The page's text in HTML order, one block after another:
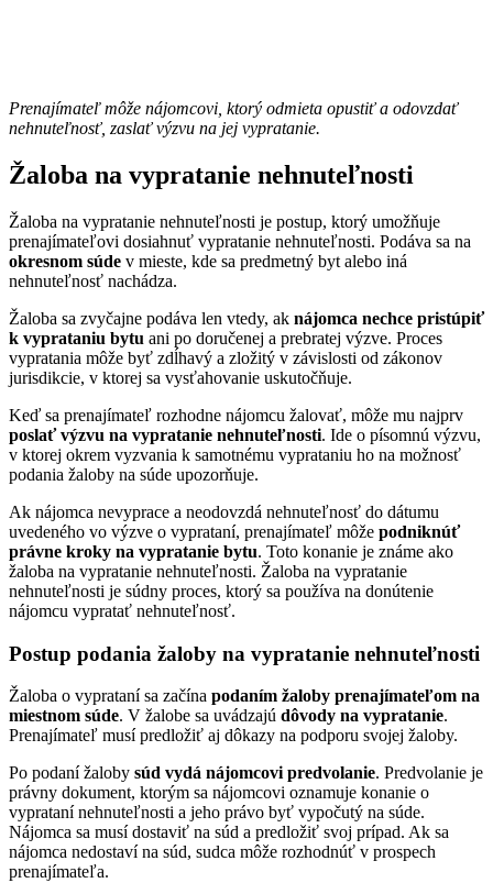
Prenajímateľ môže nájomcovi, ktorý odmieta opustiť a odovzdať
nehnuteľnosť, zaslať výzvu na jej vypratanie.
Žaloba na vypratanie nehnuteľnosti
Žaloba na vypratanie nehnuteľnosti je postup, ktorý umožňuje
prenajímateľovi dosiahnuť vypratanie nehnuteľnosti. Podáva sa na
okresnom súde v mieste, kde sa predmetný byt alebo iná
nehnuteľnosť nachádza.
Žaloba sa zvyčajne podáva len vtedy, ak nájomca nechce pristúpiť
k vyprataniu bytu ani po doručenej a prebratej výzve. Proces
vypratania môže byť zdĺhavý a zložitý v závislosti od zákonov
jurisdikcie, v ktorej sa vysťahovanie uskutočňuje.
Keď sa prenajímateľ rozhodne nájomcu žalovať, môže mu najprv
poslať výzvu na vypratanie nehnuteľnosti. Ide o písomnú výzvu,
v ktorej okrem vyzvania k samotnému vyprataniu ho na možnosť
podania žaloby na súde upozorňuje.
Ak nájomca nevyprace a neodovzdá nehnuteľnosť do dátumu
uvedeného vo výzve o vyprataní, prenajímateľ môže podniknúť
právne kroky na vypratanie bytu. Toto konanie je známe ako
žaloba na vypratanie nehnuteľnosti. Žaloba na vypratanie
nehnuteľnosti je súdny proces, ktorý sa používa na donútenie
nájomcu vypratať nehnuteľnosť.
Postup podania žaloby na vypratanie nehnuteľnosti
Žaloba o vyprataní sa začína podaním žaloby prenajímateľom na
miestnom súde. V žalobe sa uvádzajú dôvody na vypratanie.
Prenajímateľ musí predložiť aj dôkazy na podporu svojej žaloby.
Po podaní žaloby súd vydá nájomcovi predvolanie. Predvolanie je
právny dokument, ktorým sa nájomcovi oznamuje konanie o
vyprataní nehnuteľnosti a jeho právo byť vypočutý na súde.
Nájomca sa musí dostaviť na súd a predložiť svoj prípad. Ak sa
nájomca nedostaví na súd, sudca môže rozhodnúť v prospech
prenajímateľa.